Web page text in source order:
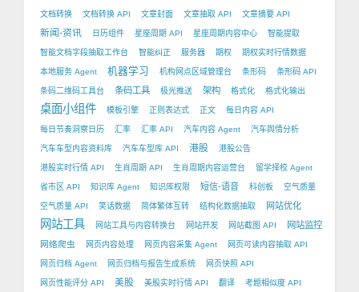
文档转换 文档转换 API 文章封面 文章抽取 API 文章摘要 API
新闻-资讯 日历组件 星座周期 API 星座周期内容中心 智能提取
智能文档字段抽取工作台 智能纠正 服务器 期权 期权实时行情数据
本地服务 Agent 机器学习 机构网点区域管理台 条形码 条形码 API
条码二维码工具台 条码工具 极光推送 架构 格式化 格式化输出
桌面小组件 模板引擎 正则表达式 正文 每日内容 API
每日节奏洞察日历 汇率 汇率 API 汽车内容 Agent 汽车舆情分析
汽车车型内容资料库 汽车车型库 API 港股 港股公告
港股实时行情 API 生肖周期 API 生肖周期内容运营台 留学择校 Agent
省市区 API 知识库 Agent 知识库权限 短信-语音 科创板 空气质量
空气质量 API 笑话数据 简体繁体互转 结构化数据抽取 网站优化
网站工具 网站工具与内容转换台 网站开发 网站截图 API
网站监控
网络爬虫
网页内容处理 网页内容采集 Agent 网页可读内容抽取 API
网页归档 Agent 网页归档与报告生成系统 网页快照 API
网页性能评分 API 美股 美股实时行情 API 翻译 考题相似度 API